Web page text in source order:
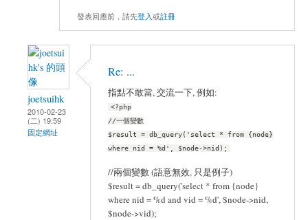
發表回應前，請先登入或註冊
joetsuihk
2010-02-23
(二) 19:59
固定網址
Re: ...
指點不敢當, 交流一下, 例如:
<?php
//一個變數
$result = db_query('select * from {node}
where nid = %d', $node->nid);
//兩個變數 (語意無效, 只是例子)
$result = db_query('select * from {node}
where nid = %d and vid = %d', $node->nid,
$node->vid);